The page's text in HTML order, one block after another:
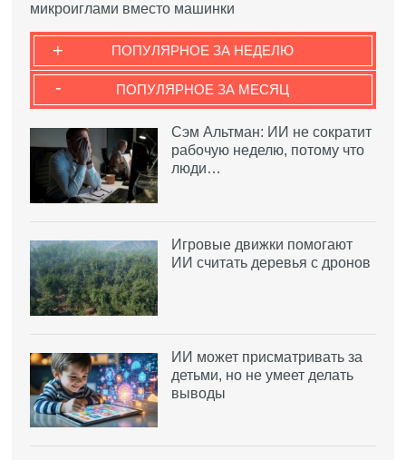
микроиглами вместо машинки
ПОПУЛЯРНОЕ ЗА НЕДЕЛЮ
+
ПОПУЛЯРНОЕ ЗА МЕСЯЦ
-
Сэм Альтман: ИИ не сократит
рабочую неделю, потому что
люди…
Игровые движки помогают
ИИ считать деревья с дронов
ИИ может присматривать за
детьми, но не умеет делать
выводы